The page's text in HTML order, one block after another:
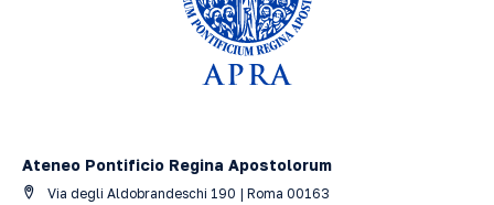
Ateneo Pontificio Regina Apostolorum
Via degli Aldobrandeschi 190 | Roma 00163